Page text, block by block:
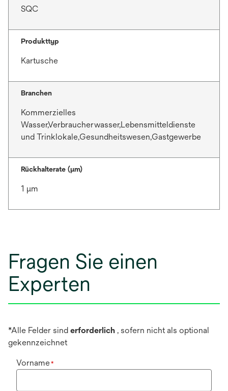
SQC
Produkttyp
Kartusche
Branchen
Kommerzielles
Wasser,Verbraucherwasser,Lebensmitteldienste
und Trinklokale,Gesundheitswesen,Gastgewerbe
Rückhalterate (µm)
1 μm
Fragen Sie einen
Experten
*Alle Felder sind erforderlich , sofern nicht als optional
gekennzeichnet
Vorname*